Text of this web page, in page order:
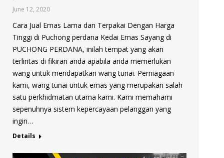
June 12, 2020
Cara Jual Emas Lama dan Terpakai Dengan Harga
Tinggi di Puchong perdana Kedai Emas Sayang di
PUCHONG PERDANA, inilah tempat yang akan
terlintas di fikiran anda apabila anda memerlukan
wang untuk mendapatkan wang tunai. Perniagaan
kami, wang tunai untuk emas yang merupakan salah
satu perkhidmatan utama kami. Kami memahami
sepenuhnya sistem kepercayaan pelanggan yang
ingin…
Details